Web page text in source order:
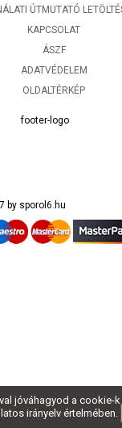
jóváhagyod a cookie-
irányelv értelmében.
ÚTMUTATÓ
KAPCSOLAT
ÁSZF
ADATVÉDELEM
OLDALTÉRKÉP
by sporol6.hu